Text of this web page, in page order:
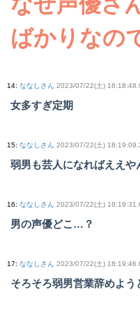
ばかりなの
14: ななしさん 2023/07/22(土)
女多すぎ定期
15: ななしさん 2023/07/22(土)
弱男も芸人になればええや
16: ななしさん 2023/07/22(土)
男の声優どこ…？
17: ななしさん 2023/07/22(土)
そろそろ弱男営業辞めよう